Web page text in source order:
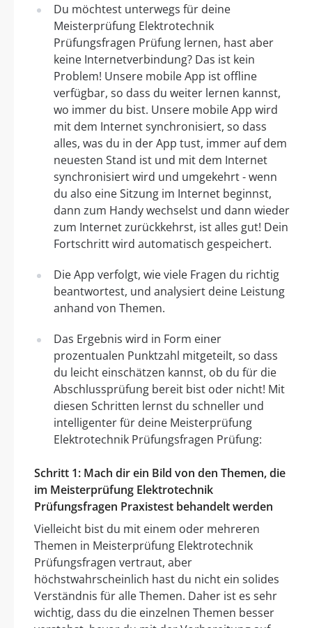
Du möchtest unterwegs für deine
Meisterprüfung Elektrotechnik
Prüfungsfragen Prüfung lernen, hast aber
keine Internetverbindung? Das ist kein
Problem! Unsere mobile App ist offline
verfügbar, so dass du weiter lernen kannst,
wo immer du bist. Unsere mobile App wird
mit dem Internet synchronisiert, so dass
alles, was du in der App tust, immer auf dem
neuesten Stand ist und mit dem Internet
synchronisiert wird und umgekehrt - wenn
du also eine Sitzung im Internet beginnst,
dann zum Handy wechselst und dann wieder
zum Internet zurückkehrst, ist alles gut! Dein
Fortschritt wird automatisch gespeichert.
Die App verfolgt, wie viele Fragen du richtig
beantwortest, und analysiert deine Leistung
anhand von Themen.
Das Ergebnis wird in Form einer
prozentualen Punktzahl mitgeteilt, so dass
du leicht einschätzen kannst, ob du für die
Abschlussprüfung bereit bist oder nicht! Mit
diesen Schritten lernst du schneller und
intelligenter für deine Meisterprüfung
Elektrotechnik Prüfungsfragen Prüfung:
Schritt 1: Mach dir ein Bild von den Themen, die
im Meisterprüfung Elektrotechnik
Prüfungsfragen Praxistest behandelt werden
Vielleicht bist du mit einem oder mehreren
Themen in Meisterprüfung Elektrotechnik
Prüfungsfragen vertraut, aber
höchstwahrscheinlich hast du nicht ein solides
Verständnis für alle Themen. Daher ist es sehr
wichtig, dass du die einzelnen Themen besser